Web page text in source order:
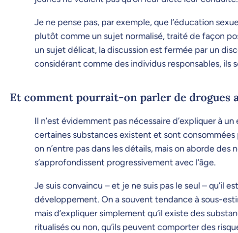
Je ne pense pas, par exemple, que l’éducation
plutôt comme un sujet normalisé, traité de façon
un sujet délicat, la discussion est fermée par un
considérant comme des individus responsables, ils
Et comment pourrait-on parler de drogues
Il n’est évidemment pas nécessaire d’expliquer à
certaines substances existent et sont consommées
on n’entre pas dans les détails, mais on aborde
s’approfondissent progressivement avec l’âge.
Je suis convaincu – et je ne suis pas le seul – qu’il
développement. On a souvent tendance à sous-
mais d’expliquer simplement qu’il existe des
ritualisés ou non, qu’ils peuvent comporter des